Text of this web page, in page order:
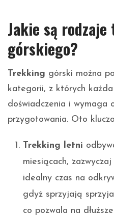
Jakie są
górskiego?
Trekking górski można
kategorii, z których
doświadczenia i wymaga
przygotowania. Oto
Trekking letni
miesiącach,
idealny czas na
gdyż sprzyjają
co pozwala na